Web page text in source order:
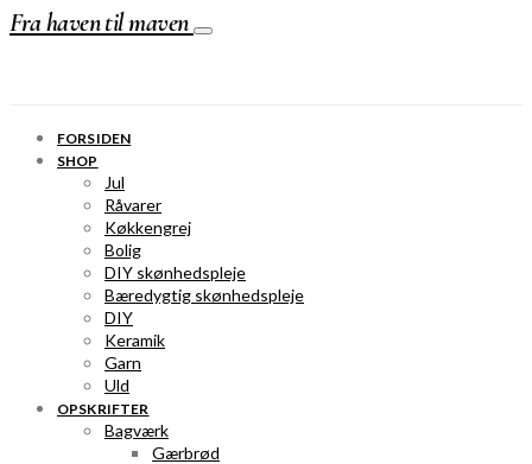
Fra haven til maven
FORSIDEN
SHOP
Jul
Råvarer
Køkkengrej
Bolig
DIY skønhedspleje
Bæredygtig skønhedspleje
DIY
Keramik
Garn
Uld
OPSKRIFTER
Bagværk
Gærbrød